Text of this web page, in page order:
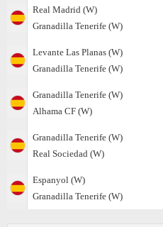
Real Madrid (W)
Granadilla Tenerife (W)
Levante Las Planas (W)
Granadilla Tenerife (W)
Granadilla Tenerife (W)
Alhama CF (W)
Granadilla Tenerife (W)
Real Sociedad (W)
Espanyol (W)
Granadilla Tenerife (W)